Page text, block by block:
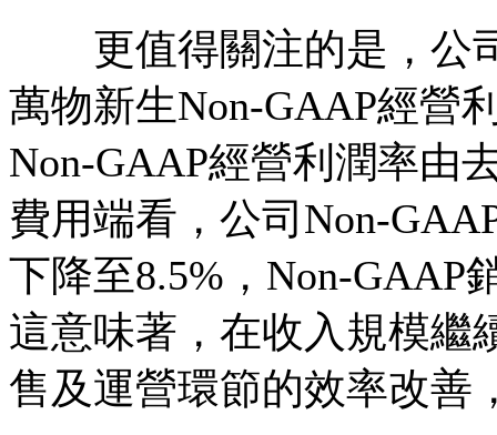
更值得關注的是，公
萬物新生Non-GAAP經營
Non-GAAP經營利潤率由
費用端看，公司Non-
下降至8.5%，Non-GAAP
這意味著，在收入規模繼
售及運營環節的效率改善